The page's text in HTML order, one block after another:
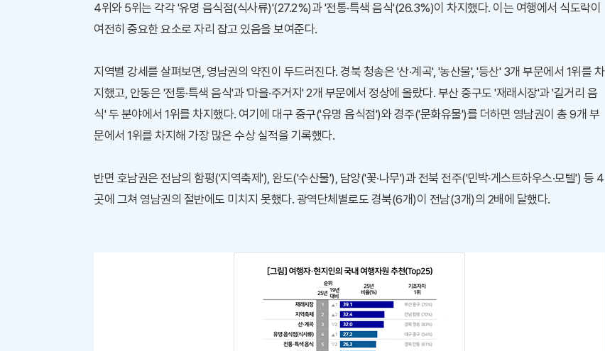
4위와 5위는 각각 '유명 음식점(식사류)'(27.2%)과 '전통·특색 음식'(26.3%)이 차지했다. 이는 여행에서 식도락이
여전히 중요한 요소로 자리 잡고 있음을 보여준다.
지역별 강세를 살펴보면, 영남권의 약진이 두드러진다. 경북 청송은 '산·계곡', '농산물', '등산' 3개 부문에서 1위를 차
지했고, 안동은 '전통·특색 음식'과 '마을·주거지' 2개 부문에서 정상에 올랐다. 부산 중구도 '재래시장'과 '길거리 음
식' 두 분야에서 1위를 차지했다. 여기에 대구 중구('유명 음식점')와 경주('문화유물')를 더하면 영남권이 총 9개 부
문에서 1위를 차지해 가장 많은 수상 실적을 기록했다.
반면 호남권은 전남의 함평('지역축제'), 완도('수산물'), 담양('꽃·나무')과 전북 전주('민박·게스트하우스·모텔') 등 4
곳에 그쳐 영남권의 절반에도 미치지 못했다. 광역단체별로도 경북(6개)이 전남(3개)의 2배에 달했다.